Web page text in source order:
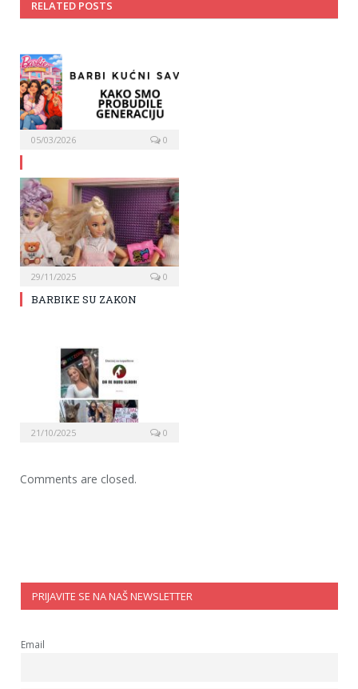
RELATED POSTS
05/03/2026 0
29/11/2025 0
BARBIKE SU ZAKON
21/10/2025 0
Comments are closed.
PRIJAVITE SE NA NAŠ NEWSLETTER
Email